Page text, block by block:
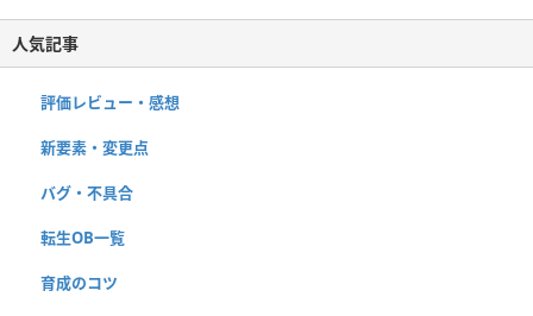
人気記事
評価レビュー・感想
新要素・変更点
バグ・不具合
転生OB一覧
育成のコツ